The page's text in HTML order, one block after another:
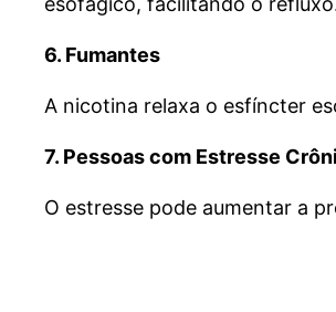
6. Fumantes
A nicotina relaxa o esfíncter
7. Pessoas com Estresse
O estresse pode aumentar a